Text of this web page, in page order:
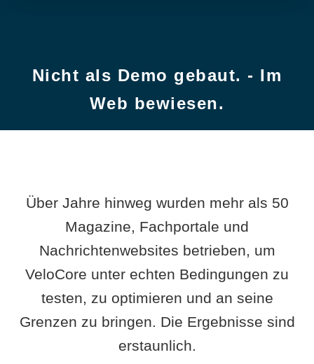
Nicht als Demo gebaut. - Im
Web bewiesen.
Über Jahre hinweg wurden mehr als 50
Magazine, Fachportale und
Nachrichtenwebsites betrieben, um
VeloCore unter echten Bedingungen zu
testen, zu optimieren und an seine
Grenzen zu bringen. Die Ergebnisse sind
erstaunlich.